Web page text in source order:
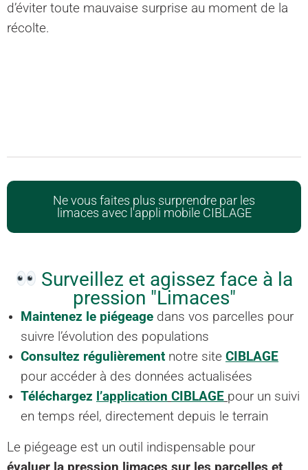
d’éviter toute mauvaise surprise au moment de la
récolte.
Ne vous faites plus surprendre par les
limaces avec l'appli mobile CIBLAGE
Surveillez et agissez face à la
pression "Limaces"
Maintenez le piégeage dans vos parcelles pour
suivre l’évolution des populations
Consultez régulièrement notre site CIBLAGE
pour accéder à des données actualisées
Téléchargez l’application CIBLAGE pour un suivi
en temps réel, directement depuis le terrain
Le piégeage est un outil indispensable pour
évaluer la pression limaces sur les parcelles et